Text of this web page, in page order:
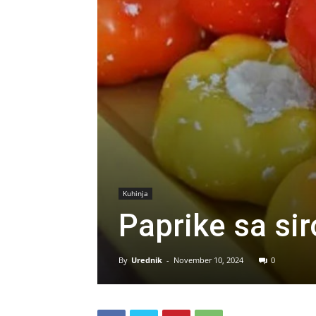
Kuhinja
Paprike sa
By Urednik - November 10, 2024 0